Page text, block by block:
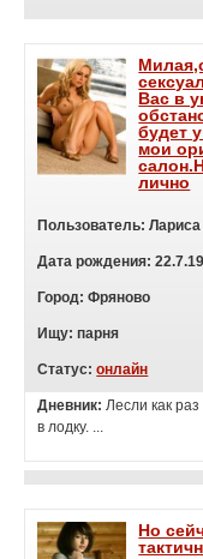
Вас в
будет
мои
лично
Пользователь: Лариса
Дата рождения:
Город: Фряново
Ищу: парня
Статус:онлайн
Дневник:Лесли как раз
в лодку. ...
Но